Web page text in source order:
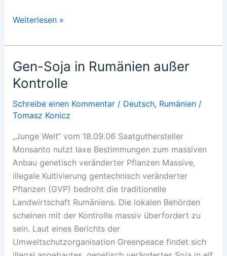
Auf
Weg
nach
Rußland
Weiterlesen »
Gen-Soja in Rumänien außer
Kontrolle
Schreibe einen Kommentar / Deutsch, Rumänien/
Tomasz Konicz
„Junge Welt“ vom 18.09.06 Saatguthersteller
Monsanto nutzt laxe Bestimmungen zum massiven
Anbau genetisch veränderter Pflanzen Massive,
illegale Kultivierung gentechnisch veränderter
Pflanzen (GVP) bedroht die traditionelle
Landwirtschaft Rumäniens. Die lokalen Behörden
scheinen mit der Kontrolle massiv überfordert zu
sein. Laut eines Berichts der
Umweltschutzorganisation Greenpeace findet sich